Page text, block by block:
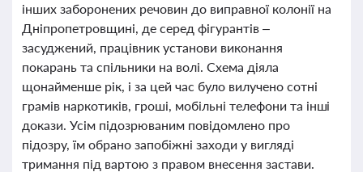
інших заборонених речовин до виправної колонії на
Дніпропетровщині, де серед фігурантів –
засуджений, працівник установи виконання
покарань та спільники на волі. Схема діяла
щонайменше рік, і за цей час було вилучено сотні
грамів наркотиків, гроші, мобільні телефони та інші
докази. Усім підозрюваним повідомлено про
підозру, їм обрано запобіжні заходи у вигляді
тримання під вартою з правом внесення застави.